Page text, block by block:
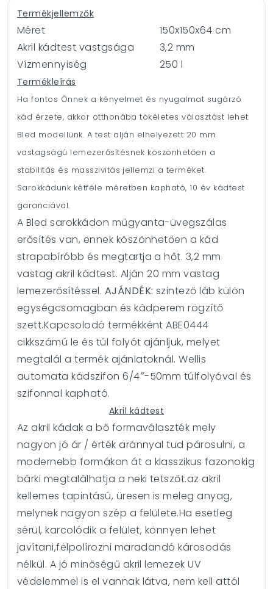
Termékjellemzők
Méret
150x150x64 cm
Akril kádtest vastgsága
3,2 mm
Vízmennyiség
250 l
Termékleírás
Ha fontos Önnek a kényelmet és nyugalmat sugárzó
kád érzete, akkor otthonába tökéletes választást lehet
Bled modellünk. A test alján elhelyezett 20 mm
vastagságú lemezerősítésnek köszönhetően a
stabilitás és masszivitás jellemzi a terméket.
Sarokkádunk kétféle méretben kapható, 10 év kádtest
garanciával.
A Bled sarokkádon műgyanta-üvegszálas
erősítés van, ennek köszönhetően a kád
strapabíróbb és megtartja a hőt. 3,2 mm
vastag akril kádtest. Alján 20 mm vastag
lemezerősítéssel. AJÁNDÉK: szintező láb külön
egységcsomagban és kádperem rögzítő
szett.Kapcsolodó termékkéntABE0444
cikkszámú le és túl folyót ajánljuk, melyet
megtalál a termék ajánlatoknál. Wellis
automata kádszifon 6/4″-50mm túlfolyóval és
szifonnal kapható.
Akril kádtest
Az akril kádak a bő formaválaszték mely
nagyon jó ár / érték aránnyal tud párosulni, a
modernebb formákon át a klasszikus fazonokig
bárki megtalálhatja a neki tetszőt.az akril
kellemes tapintású, üresen is meleg anyag,
melynek nagyon szép a felülete.Ha esetleg
sérül, karcolódik a felület, könnyen lehet
javítani,felpolírozni maradandó károsodás
nélkül. A jó minőségű akril lemezek UV
védelemmel is el vannak látva, nem kell attól